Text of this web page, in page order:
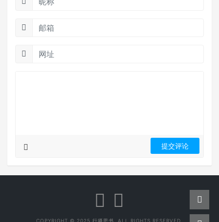
COPYRIGHT © 2025 行摄思书. ALL RIGHTS RESERVED.